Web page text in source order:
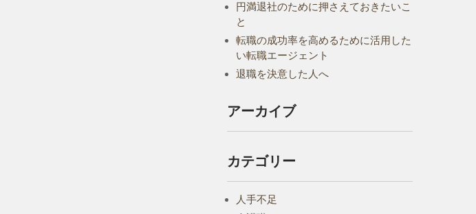
円満退社のために押さえておきたいこ
と
転職の成功率を高めるために活用した
い転職エージェント
退職を決意した人へ
アーカイブ
カテゴリー
人手不足